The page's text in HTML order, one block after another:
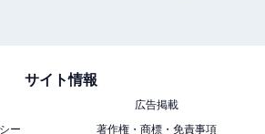
サイト情報
広告掲載
ー
著作権・商標・免責事項